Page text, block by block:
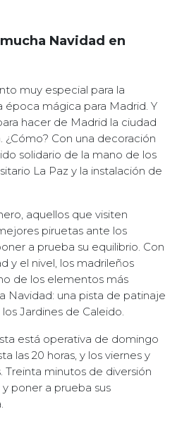
Navidad en
muy especial para la
época mágica para Madrid. Y
hacer de Madrid la ciudad
¿Cómo? Con una decoración
solidario de la mano de los
La Paz y la instalación de
aquellos que visiten
piruetas ante los
a prueba su equilibrio. Con
y el nivel, los madrileños
de los elementos más
Navidad: una pista de patinaje
Jardines de Caleido.
está operativa de domingo
las 20 horas, y los viernes y
Treinta minutos de diversión
poner a prueba sus